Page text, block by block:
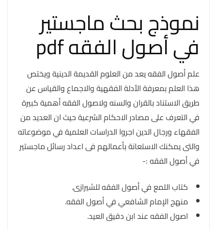
نموذج بحث ماجستير
في أصول الفقه pdf
علم أصول الفقه يعد من العلوم القديمة الدينية ويختص
هذا العلم بمعرفة الأدلة الفقهية والاجماع والقياس عن
طريق الاستناد بالقران والسنه ولاصول الفقه أهمية كبيرة
في التعرف على مصادر الاحكام الشرعية حيث ان العديد من
الفقهاء ورجال الدين اجروا الدراسات العلمية في موضوعاته
والتى يمكنك الاستعانة بأعمالهم فى اعداد رسائل ماجستير
في أصول الفقه :-
كتاب اللمع في أصول الفقه للشيرازى.
منهج الإمام الشافعي في أصول الفقه.
اصول الفقه عند ابن دقيق العيد.